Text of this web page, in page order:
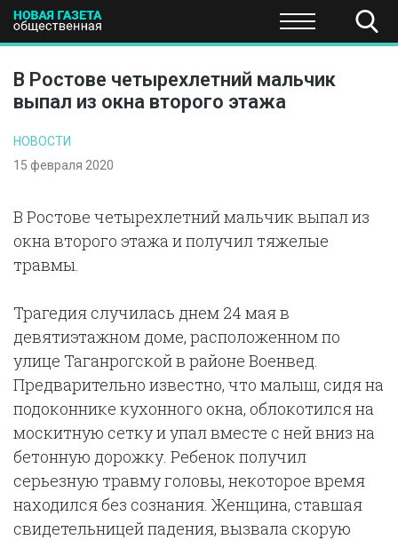
ПОЛИТИКА ЭКОНОМИКА НАУКА И
В Ростове четырехлетний мальчик
выпал из окна второго этажа
НОВОСТИ
15 февраля 2020
В Ростове четырехлетний мальчик выпал из
окна второго этажа и получил тяжелые
травмы.
Трагедия случилась днем 24 мая в
девятиэтажном доме, расположенном по
улице Таганрогской в районе Военвед.
Предварительно известно, что малыш, сидя на
подоконнике кухонного окна, облокотился на
москитную сетку и упал вместе с ней вниз на
бетонную дорожку. Ребенок получил
серьезную травму головы, некоторое время
находился без сознания. Женщина, ставшая
свидетельницей падения, вызвала скорую